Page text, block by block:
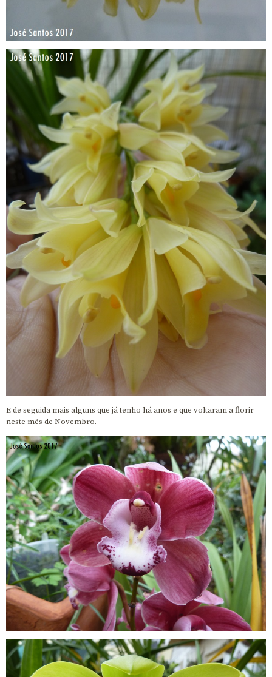
E de seguida mais alguns que já tenho há anos e que voltaram a florir
neste mês de Novembro.